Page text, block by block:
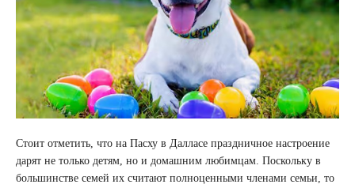
Стоит отметить, что на Пасху в Далласе праздничное настроение
дарят не только детям, но и домашним любимцам. Поскольку в
большинстве семей их считают полноценными членами семьи, то